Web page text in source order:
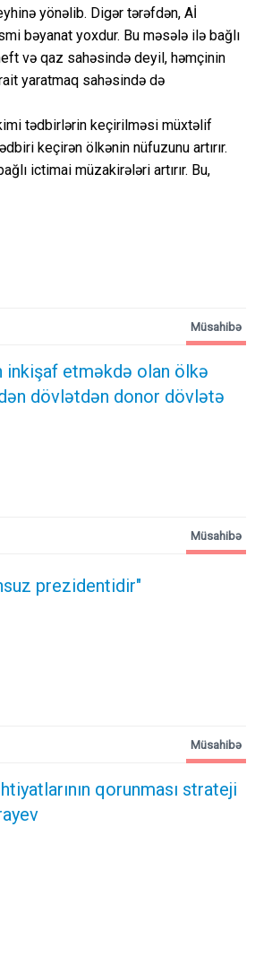
yönәlib. Digәr tәrәfdәn, Aİ
bәyanat yoxdur. Bu mәsәlә ilә bağlı
vә qaz sahәsindә deyil, hәmçinin
yaratmaq sahәsindә dә
tәdbirlәrin keçirilmәsi müxtәlif
keçirәn ölkәnin nüfuzunu artırır.
ictimai müzakirәlәri artırır. Bu,
inkişaf etməkdə olan ölkə
dövlətdən donor dövlətə
Müsahibə
prezidentidir"
Müsahibə
qorunması strateji
Müsahibə